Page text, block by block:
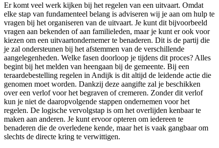
Er komt veel werk kijken bij het regelen van een uitvaart. Omdat
elke stap van fundamenteel belang is adviseren wij je aan om hulp te
vragen bij het organiseren van de uitvaart. Je kunt dit bijvoorbeeld
vragen aan bekenden of aan familieleden, maar je kunt er ook voor
kiezen om een uitvaartondernemer te benaderen. Dit is de partij die
je zal ondersteunen bij het afstemmen van de verschillende
aangelegenheden. Welke fasen doorloop je tijdens dit proces? Alles
begint bij het melden van heengaan bij de gemeente. Bij een
teraardebestelling regelen in Andijk is dit altijd de leidende actie die
genomen moet worden. Dankzij deze aangifte zal je beschikken
over een verlof voor het begraven of cremeren. Zonder dit verlof
kun je niet de daaropvolgende stappen ondernemen voor het
regelen. De logische vervolgstap is om het overlijden kenbaar te
maken aan anderen. Je kunt ervoor opteren om iedereen te
benaderen die de overledene kende, maar het is vaak gangbaar om
slechts de directe kring te verwittigen.